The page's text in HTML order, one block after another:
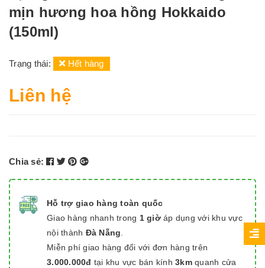
mịn hương hoa hồng Hokkaido
(150ml)
Trạng thái: Hết hàng
Liên hệ
Chia sẻ:
Hỗ trợ giao hàng toàn quốc
Giao hàng nhanh trong 1 giờáp dụng với khu vực
nội thành Đà Nẵng
Miễn phí giao hàng đối với đơn hàng trên
3.000.000đ tại khu vực bán kính 3kmquanh cửa